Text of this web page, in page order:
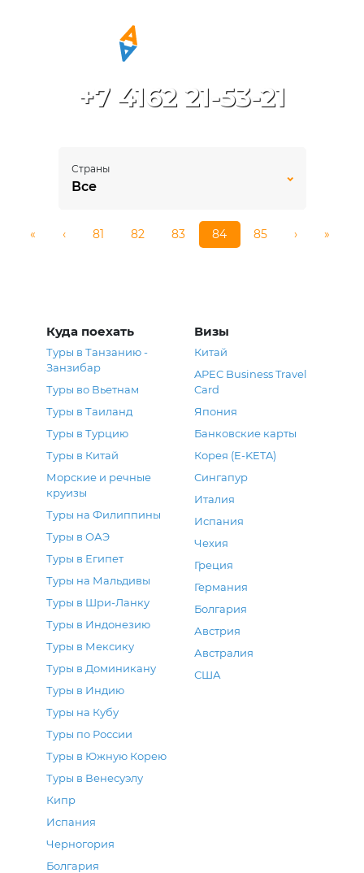
+7 4162 21-53-21
Страны
Все
« ‹ 81 82 83 84 85 › »
Куда поехать
Туры в Танзанию -
Занзибар
Туры во Вьетнам
Туры в Таиланд
Туры в Турцию
Туры в Китай
Морские и речные
круизы
Туры на Филиппины
Туры в ОАЭ
Туры в Египет
Туры на Мальдивы
Туры в Шри-Ланку
Туры в Индонезию
Туры в Мексику
Туры в Доминикану
Туры в Индию
Туры на Кубу
Туры по России
Туры в Южную Корею
Туры в Венесуэлу
Кипр
Испания
Черногория
Болгария
Визы
Китай
APEC Business Travel
Card
Япония
Банковские карты
Корея (E-KETA)
Сингапур
Италия
Испания
Чехия
Греция
Германия
Болгария
Австрия
Австралия
США